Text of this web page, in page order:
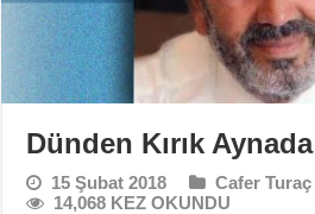
Dünden Kırık Aynada
15 Şubat 2018
Cafer Turaç
14,068 KEZ OKUNDU